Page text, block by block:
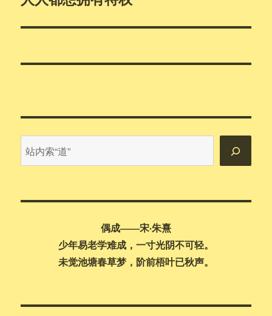
文
内
偶成——宋·朱熹
少年易老学难成，一寸光阴不可轻。
未觉池塘春草梦，阶前梧叶已秋声。